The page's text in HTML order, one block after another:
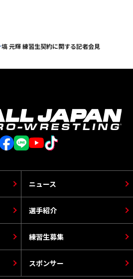
塙 元輝 練習生契約に関する記者会見
選手紹介
ニュース
スポンサー
練習生募集